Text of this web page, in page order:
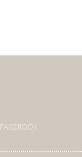
FACEBOOK